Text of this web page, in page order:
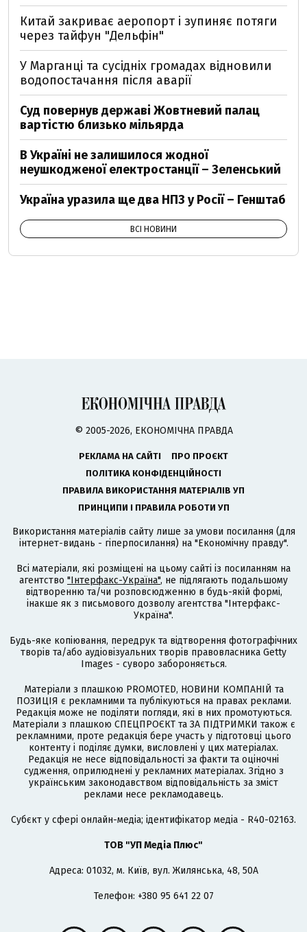
Китай закриває аеропорт і зупиняє потяги
через тайфун "Дельфін"
У Марганці та сусідніх громадах відновили
водопостачання після аварії
Суд повернув державі Жовтневий палац
вартістю близько мільярда
В Україні не залишилося жодної
неушкодженої електростанції – Зеленський
Україна уразила ще два НПЗ у Росії – Генштаб
ВСІ НОВИНИ
© 2005-2026, ЕКОНОМІЧНА ПРАВДА
РЕКЛАМА НА САЙТІ
ПРО ПРОЄКТ
ПОЛІТИКА КОНФІДЕНЦІЙНОСТІ
ПРАВИЛА ВИКОРИСТАННЯ МАТЕРІАЛІВ УП
ПРИНЦИПИ І ПРАВИЛА РОБОТИ УП
Використання матеріалів сайту лише за умови посилання (для
інтернет-видань - гіперпосилання) на "Економічну правду".
Всі матеріали, які розміщені на цьому сайті із посиланням на
агентство "Інтерфакс-Україна", не підлягають подальшому
відтворенню та/чи розповсюдженню в будь-якій формі,
інакше як з письмового дозволу агентства "Інтерфакс-
Україна".
Будь-яке копіювання, передрук та відтворення фотографічних
творів та/або аудіовізуальних творів правовласника Getty
Images - суворо забороняється.
Матеріали з плашкою PROMOTED, НОВИНИ КОМПАНІЙ та
ПОЗИЦІЯ є рекламними та публікуються на правах реклами.
Редакція може не поділяти погляди, які в них промотуються.
Матеріали з плашкою СПЕЦПРОЄКТ та ЗА ПІДТРИМКИ також є
рекламними, проте редакція бере участь у підготовці цього
контенту і поділяє думки, висловлені у цих матеріалах.
Редакція не несе відповідальності за факти та оціночні
судження, оприлюднені у рекламних матеріалах. Згідно з
українським законодавством відповідальність за зміст
реклами несе рекламодавець.
Cубєкт у сфері онлайн-медіа; ідентифікатор медіа - R40-02163.
ТОВ "УП Медіа Плюс"
Адреса: 01032, м. Київ, вул. Жилянська, 48, 50А
Телефон: +380 95 641 22 07